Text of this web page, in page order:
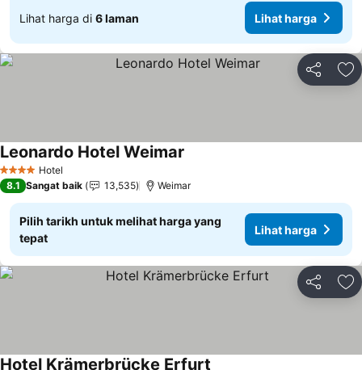
Lihat harga di 6 laman Lihat harga
Kongsi
4 BintangHotel
Leonardo Hotel Weimar
8.1 Sangat baik 13,535 Weimar
Pilih tarikh untuk melihat harga yang
tepat
Lihat harga
Kongsi
Hotel Krämerbrücke Erfurt